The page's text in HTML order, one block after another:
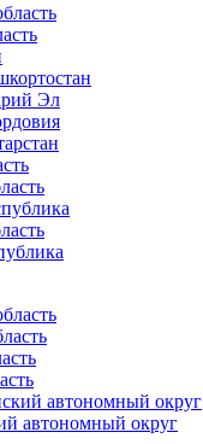
Эл
автономный округ
автономный округ